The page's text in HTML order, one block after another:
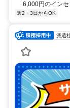
6,000円のインセ
週2・3日からOK
派遣